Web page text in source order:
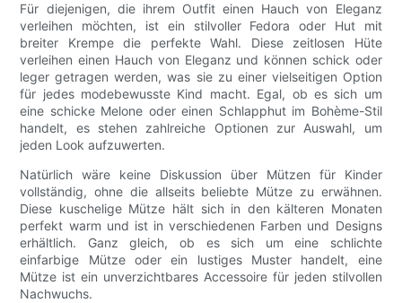
Für diejenigen, die ihrem Outfit einen Hauch von Eleganz
verleihen möchten, ist ein stilvoller Fedora oder Hut mit
breiter Krempe die perfekte Wahl. Diese zeitlosen Hüte
verleihen einen Hauch von Eleganz und können schick oder
leger getragen werden, was sie zu einer vielseitigen Option
für jedes modebewusste Kind macht. Egal, ob es sich um
eine schicke Melone oder einen Schlapphut im Bohème-Stil
handelt, es stehen zahlreiche Optionen zur Auswahl, um
jeden Look aufzuwerten.
Natürlich wäre keine Diskussion über Mützen für Kinder
vollständig, ohne die allseits beliebte Mütze zu erwähnen.
Diese kuschelige Mütze hält sich in den kälteren Monaten
perfekt warm und ist in verschiedenen Farben und Designs
erhältlich. Ganz gleich, ob es sich um eine schlichte
einfarbige Mütze oder ein lustiges Muster handelt, eine
Mütze ist ein unverzichtbares Accessoire für jeden stilvollen
Nachwuchs.